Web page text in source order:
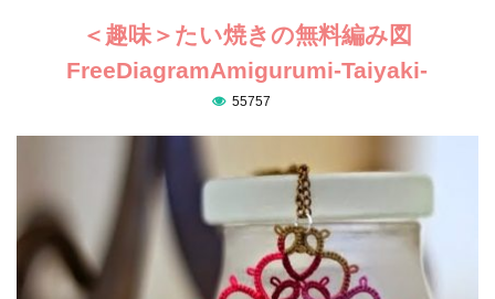
＜趣味＞たい焼きの無料編み図
FreeDiagramAmigurumi-Taiyaki-
55757